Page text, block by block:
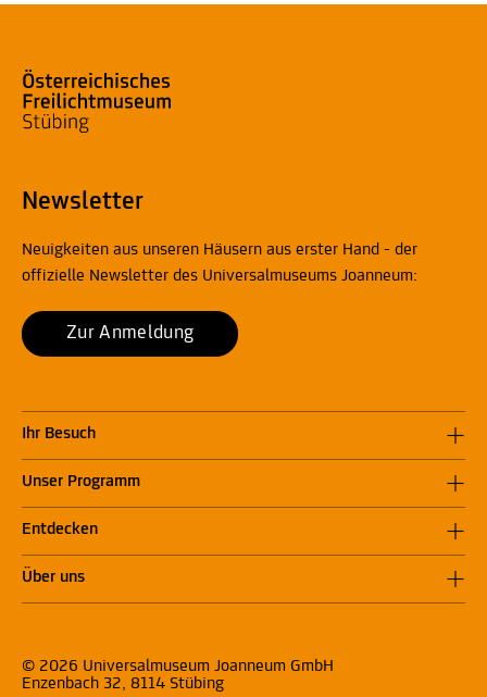
Newsletter
Neuigkeiten aus unseren Häusern aus erster Hand - der
offizielle Newsletter des Universalmuseums Joanneum:
Zur Anmeldung
Ihr Besuch
Unser Programm
Entdecken
Über uns
© 2026 Universalmuseum Joanneum GmbH
Enzenbach 32, 8114 Stübing